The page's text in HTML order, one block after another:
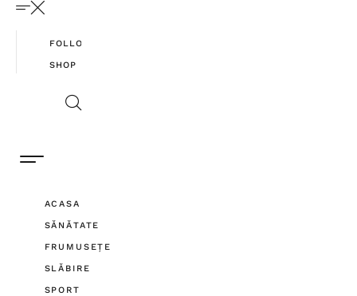
FOLLOW
SHOP
ACASA
SĂNĂTATE
FRUMUSEȚE
SLĂBIRE
SPORT